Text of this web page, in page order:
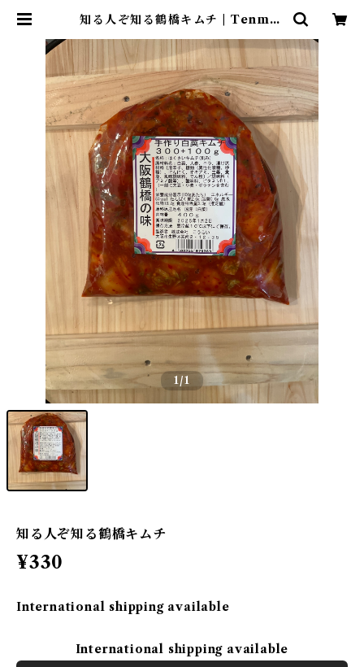
知る人ぞ知る鶴橋キムチ | Tenma-
1/1
知る人ぞ知る鶴橋キムチ
¥330
International shipping available
International shipping available